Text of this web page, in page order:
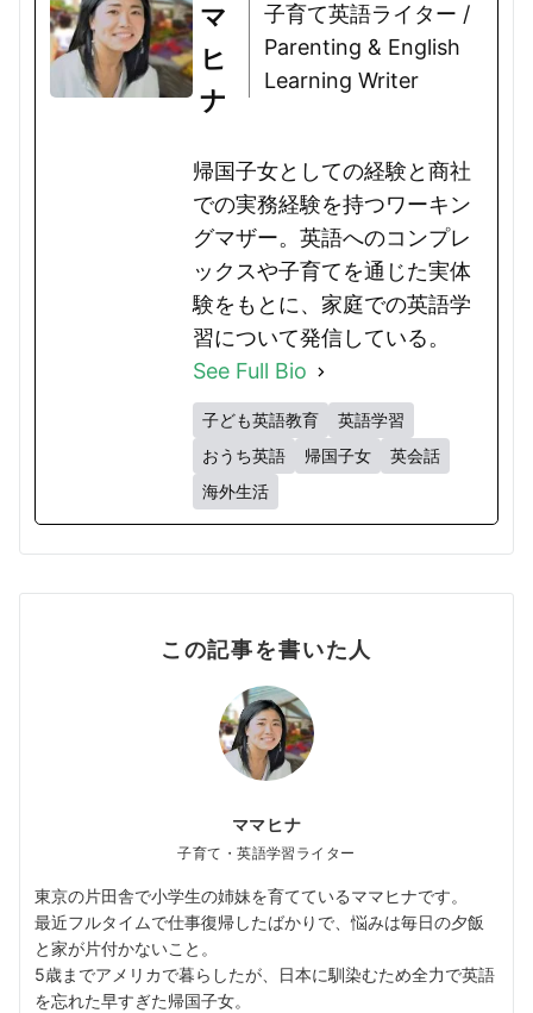
マ
ヒ
ナ
子育て英語ライター /
Parenting & English
Learning Writer
帰国子女としての経験と商社
での実務経験を持つワーキン
グマザー。英語へのコンプレ
ックスや子育てを通じた実体
験をもとに、家庭での英語学
習について発信している。
See Full Bio
子ども英語教育
英語学習
おうち英語
帰国子女
英会話
海外生活
この記事を書いた人
ママヒナ
子育て・英語学習ライター
東京の片田舎で小学生の姉妹を育てているママヒナです。
最近フルタイムで仕事復帰したばかりで、悩みは毎日の夕飯
と家が片付かないこと。
5歳までアメリカで暮らしたが、日本に馴染むため全力で英語
を忘れた早すぎた帰国子女。